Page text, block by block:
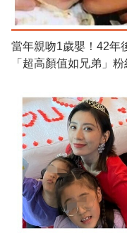
當年親吻1歲嬰！42
「超高顏值如兄弟」